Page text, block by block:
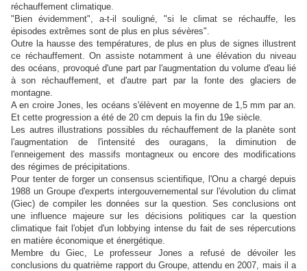
réchauffement climatique.
"Bien évidemment", a-t-il souligné, "si le climat se réchauffe, les
épisodes extrêmes sont de plus en plus sévères".
Outre la hausse des températures, de plus en plus de signes illustrent
ce réchauffement. On assiste notamment à une élévation du niveau
des océans, provoqué d'une part par l'augmentation du volume d'eau lié
à son réchauffement, et d'autre part par la fonte des glaciers de
montagne.
A en croire Jones, les océans s'élèvent en moyenne de 1,5 mm par an.
Et cette progression a été de 20 cm depuis la fin du 19e siècle.
Les autres illustrations possibles du réchauffement de la planète sont
l'augmentation de l'intensité des ouragans, la diminution de
l'enneigement des massifs montagneux ou encore des modifications
des régimes de précipitations.
Pour tenter de forger un consensus scientifique, l'Onu a chargé depuis
1988 un Groupe d'experts intergouvernemental sur l'évolution du climat
(Giec) de compiler les données sur la question. Ses conclusions ont
une influence majeure sur les décisions politiques car la question
climatique fait l'objet d'un lobbying intense du fait de ses répercutions
en matière économique et énergétique.
Membre du Giec, Le professeur Jones a refusé de dévoiler les
conclusions du quatrième rapport du Groupe, attendu en 2007, mais il a